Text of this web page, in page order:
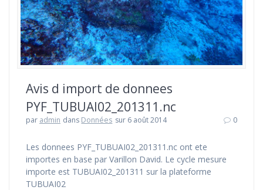
Avis d import de donnees
PYF_TUBUAI02_201311.nc
par admin dans Données sur 6 août 2014 0
Les donnees PYF_TUBUAI02_201311.nc ont ete
importes en base par Varillon David. Le cycle mesure
importe est TUBUAI02_201311 sur la plateforme
TUBUAI02